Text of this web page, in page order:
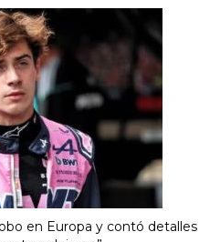
en Europa y contó detalles